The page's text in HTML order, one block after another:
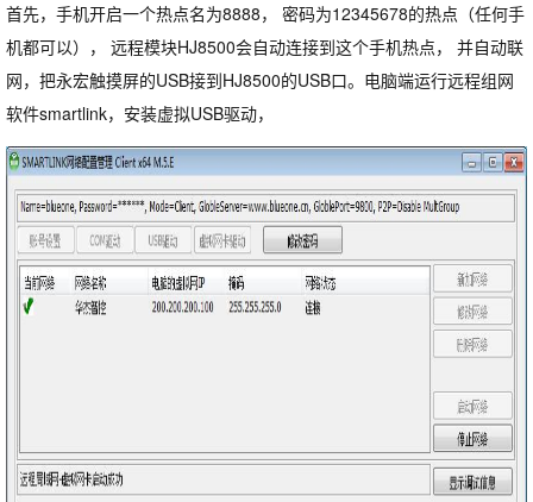
首先，手机开启一个热点名为8888， 密码为12345678的热点（任何手
机都可以）， 远程模块HJ8500会自动连接到这个手机热点， 并自动联
网，把永宏触摸屏的USB接到HJ8500的USB口。电脑端运行远程组网
软件smartlink，安装虚拟USB驱动，